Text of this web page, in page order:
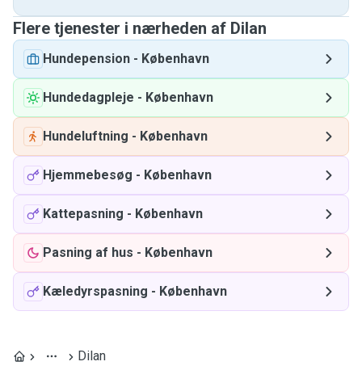
Flere tjenester i nærheden af ​​Dilan
Hundepension - København
Hundedagpleje - København
Hundeluftning - København
Hjemmebesøg - København
Kattepasning - København
Pasning af hus - København
Kæledyrspasning - København
Dilan